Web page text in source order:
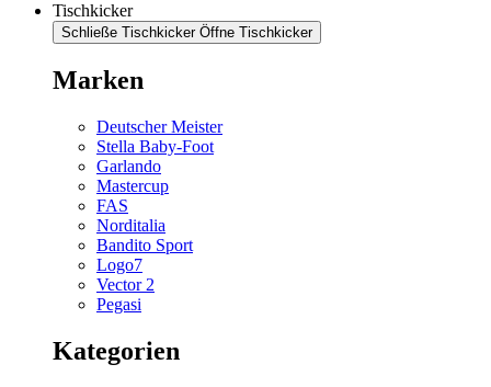
Tischkicker
Schließe Tischkicker Öffne Tischkicker
Marken
Deutscher Meister
Stella Baby-Foot
Garlando
Mastercup
FAS
Norditalia
Bandito Sport
Logo7
Vector 2
Pegasi
Kategorien